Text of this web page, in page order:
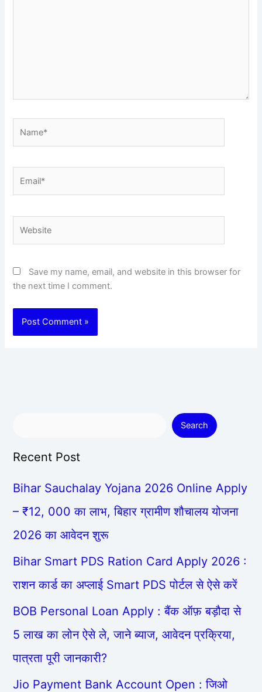
Save my name, email, and website in this browser for
the next time I comment.
Search
Recent Post
Bihar Sauchalay Yojana 2026 Online Apply
– ₹12, 000 का लाभ, बिहार ग्रामीण शौचालय योजना
2026 का आवेदन शुरू
Bihar Smart PDS Ration Card Apply 2026 :
राशन कार्ड का अप्लाई Smart PDS पोर्टल से ऐसे करें
BOB Personal Loan Apply : बैंक ऑफ़ बड़ौदा से
5 लाख का लोन ऐसे ले, जाने ब्याज, आवेदन प्रक्रिया,
पात्रता पूरी जानकारी?
Jio Payment Bank Account Open : जिओ